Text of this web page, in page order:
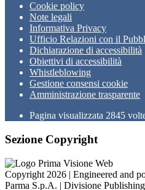
Cookie policy
Note legali
Informativa Privacy
Ufficio Relazioni con il
Dichiarazione di accessibilità
Obiettivi di accessibilità
Whistleblowing
Gestione consensi cookie
Amministrazione trasparente
Pagina visualizzata 2845
Sezione Copyright
Copyright 2026 | Engineered and
Parma S.p.A. | Divisione